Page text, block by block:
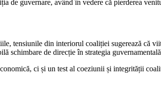
de guvernare, având în vedere că pierderea
tensiunile din interiorul coaliției sugerează că
schimbare de direcție în strategia
ci și un test al coeziunii și integrității